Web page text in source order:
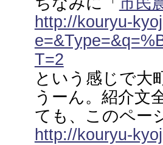
http://kouryu-
T=2
という感じで大
うーん。紹介文
ても、このペー
http://kouryu-